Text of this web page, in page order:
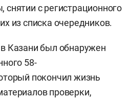
снятии с регистрационного
из списка очередников.
Казани был обнаружен
58-
покончил жизнь
проверки,